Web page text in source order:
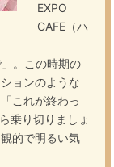
EXPO
CAFE（ハ
。この時期の
ョンのような
これが終わっ
乗り切りましょ
的で明るい気